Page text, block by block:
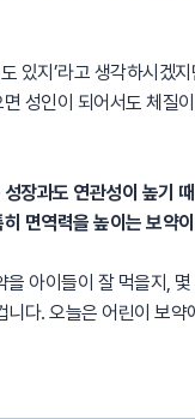
있지’라고 생각하시겠
성인이 되어서도 체질
장과도 연관성이 높기
면역력을 높이는 보약
을 아이들이 잘 먹을지,
니다. 오늘은 어린이 보약